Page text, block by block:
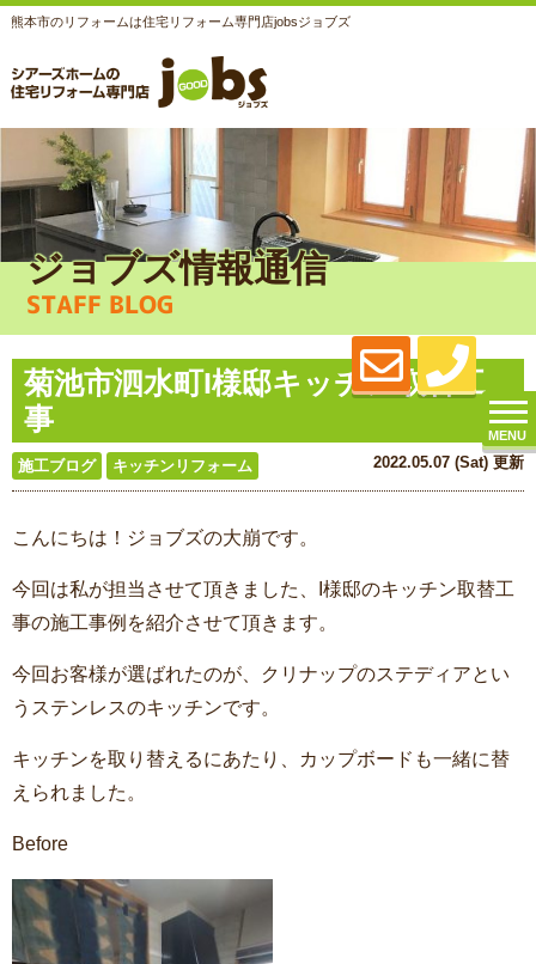
熊本市のリフォームは住宅リフォーム専門店jobsジョブズ
MENU
ジョブズ情報通信
STAFF BLOG
菊池市泗水町I様邸キッチン取替工
事
施工ブログ キッチンリフォーム 2022.05.07 (Sat) 更新
こんにちは！ジョブズの大崩です。
今回は私が担当させて頂きました、I様邸のキッチン取替工
事の施工事例を紹介させて頂きます。
今回お客様が選ばれたのが、クリナップのステディアとい
うステンレスのキッチンです。
キッチンを取り替えるにあたり、カップボードも一緒に替
えられました。
Before